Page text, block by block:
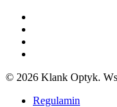
© 2026 Klank Optyk.
Regulamin